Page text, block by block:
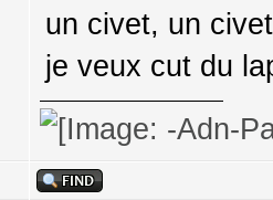
un civet, un
je veux cut du